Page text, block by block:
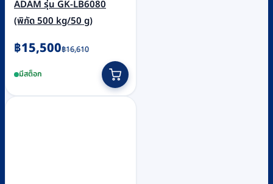
ADAM รุ่น GK-LB6080
(พิกัด 500 kg/50 g)
฿16,610
Original
was:
฿16,610.
฿15,500
Current
is:
฿15,500.
มีสต็อก